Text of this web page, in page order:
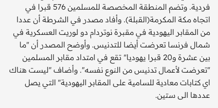
فردية. وتضم المنطقة المخصصة للمسلمين 576 قبرا في
اتجاه مكة المكرمة(القبلة). وأفاد مصدر في الشرطة أن عددا
من المقابر اليهودية في مقبرة نوتردام دو لوريت العسكرية في
شمال فرنسا تعرضت أيضا للتدنيس. وأوضح المصدر أن "ما
بين عشرة و20 قبرا يهوديا" تقع في امتداد مقابر المسلمين
"تعرضت لأعمال تدنيس من النوع نفسه". وأضاف "ليست هناك
اي كتابات معادية للسامية على المقابر اليهودية" التي يصل
عددها الى ستين.